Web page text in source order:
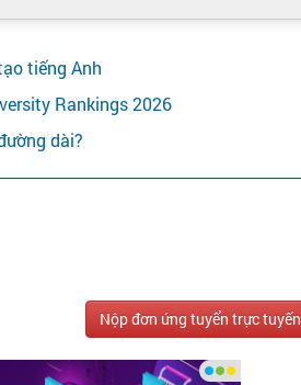
tiếng Anh
Rankings 2026
dài?
Nộp đơn ứng tuyển trực tuyến